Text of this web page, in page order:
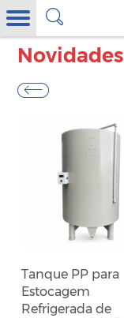
Novidades
Tanque PP para
Estocagem
Refrigerada de